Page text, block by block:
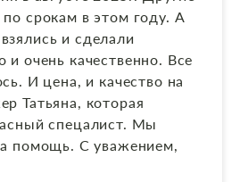
благодарность
портрет мамы!
на газон 60×60,
Получилось в одном
с Наташей схожесть
шрифт на памятнике) .
Работы выполнялись
учетом наших просьб.
срокам в этом году. А
и сделали
и очень качественно. Все
И цена, и качество на
Татьяна, которая
спецалист. Мы
помощь. С уважением,